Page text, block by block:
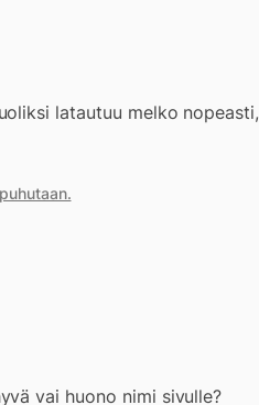
latautuu melko nopeasti,
vai huono nimi sivulle?